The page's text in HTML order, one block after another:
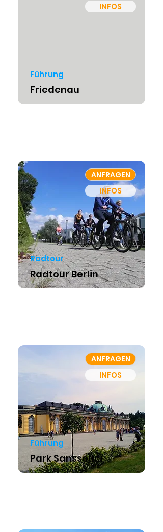
INFOS
Führung
Friedenau
ANFRAGEN
INFOS
Radtour
Radtour Berlin
ANFRAGEN
INFOS
Führung
Park Sanssouci